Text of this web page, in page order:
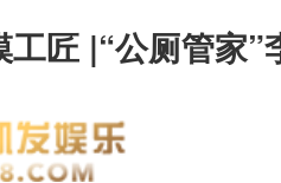
匠 |“公厕管家